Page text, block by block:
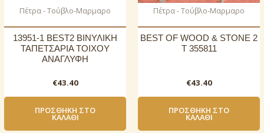
Πέτρα - Τούβλο-Μαρμαρο
13951-1 BEST2 ΒΙΝΥΛΙΚΗ
ΤΑΠΕΤΣΑΡΙΑ ΤΟΙΧΟΥ
ΑΝΑΓΛΥΦΗ
€43.40
ΠΡΟΣΘΉΚΗ ΣΤΟ
ΚΑΛΆΘΙ
Πέτρα - Τούβλο-Μαρμαρο
BEST OF WOOD & STONE 2
T 355811
€43.40
ΠΡΟΣΘΉΚΗ ΣΤΟ
ΚΑΛΆΘΙ